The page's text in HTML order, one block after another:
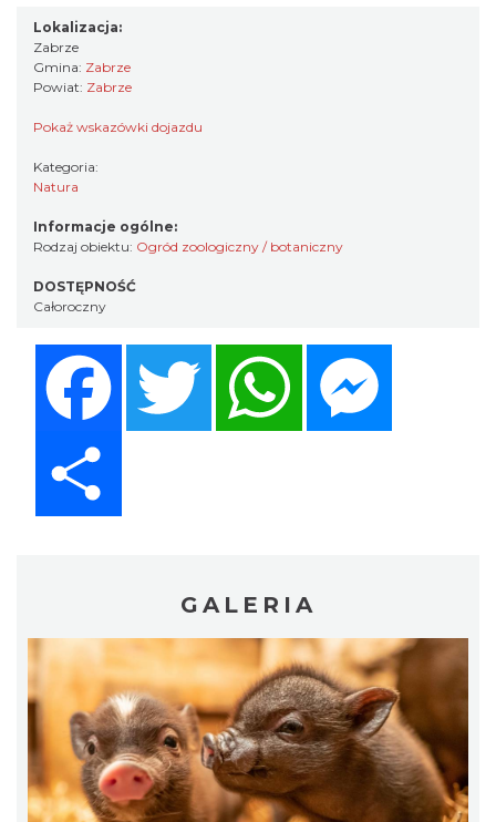
Lokalizacja:
Zabrze
Gmina: Zabrze
Powiat: Zabrze
Pokaż wskazówki dojazdu
Kategoria:
Natura
Informacje ogólne:
Rodzaj obiektu: Ogród zoologiczny / botaniczny
DOSTĘPNOŚĆ
Całoroczny
Twitter WhatsApp
GALERIA